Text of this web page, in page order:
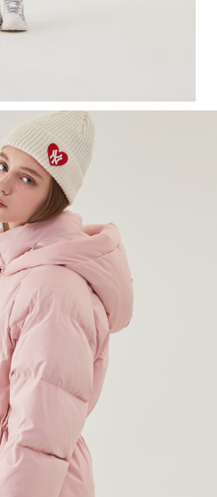
KÍNH GENTLE
MONSTER CHÍNH
HÃNG - SPHERE 01
Liên hệ